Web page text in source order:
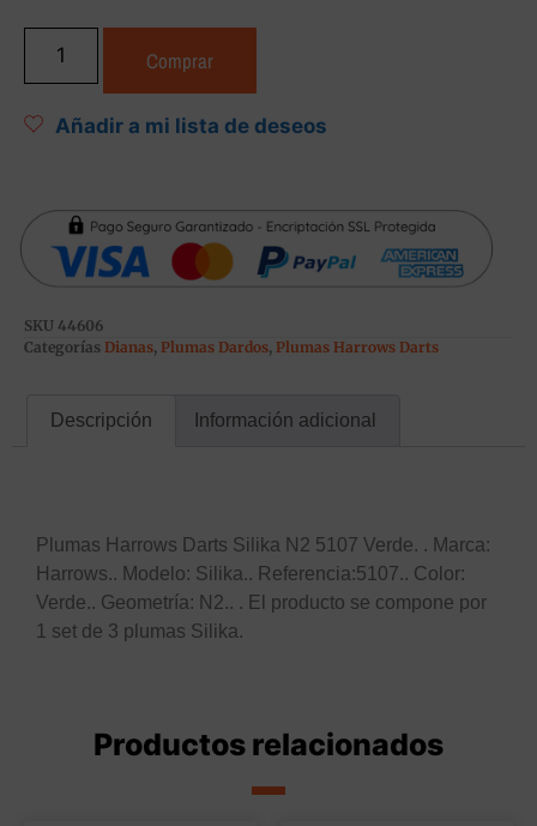
Comprar
Añadir a mi lista de deseos
SKU 44606
Categorías Dianas, Plumas Dardos, Plumas Harrows Darts
Descripción Información adicional
Plumas Harrows Darts Silika N2 5107 Verde. . Marca:
Harrows.. Modelo: Silika.. Referencia:5107.. Color:
Verde.. Geometría: N2.. . El producto se compone por
1 set de 3 plumas Silika.
Productos relacionados